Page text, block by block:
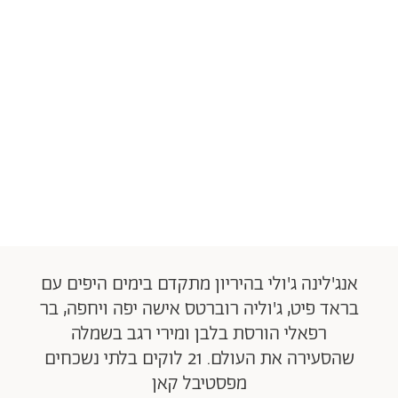
אנג'לינה ג'ולי בהיריון מתקדם בימים היפים עם
בראד פיט, ג'וליה רוברטס אישה יפה ויחפה, בר
רפאלי הורסת בלבן ומירי רגב בשמלה
שהסעירה את העולם. 21 לוקים בלתי נשכחים
מפסטיבל קאן